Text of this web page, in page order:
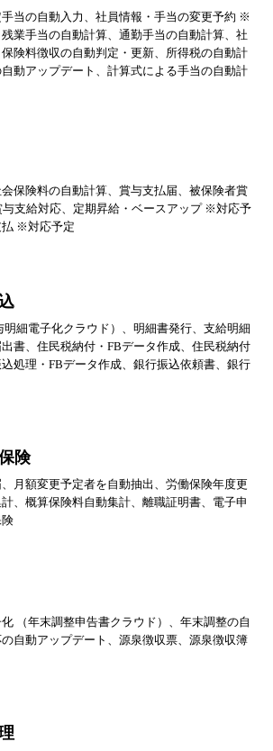
当の自動入力、社員情報・手当の変更予約 ※
業手当の自動計算、通勤手当の自動計算、社
険料徴収の自動判定・更新、所得税の自動計
動アップデート、計算式による手当の自動計
保険料の自動計算、賞与支払届、被保険者賞
支給対応、定期昇給・ベースアップ ※対応予
払 ※対応予定
細電子化クラウド）、明細書発行、支給明細
書、住民税納付・FBデータ作成、住民税納付
処理・FBデータ作成、銀行振込依頼書、銀行
険
月額変更予定者を自動抽出、労働保険年度更
、概算保険料自動集計、離職証明書、電子申
（年末調整申告書クラウド）、年末調整の自
自動アップデート、源泉徴収票、源泉徴収簿